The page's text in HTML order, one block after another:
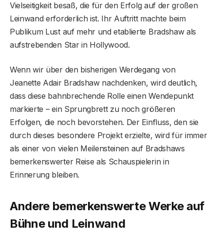
Vielseitigkeit besaß, die für den Erfolg auf der großen
Leinwand erforderlich ist. Ihr Auftritt machte beim
Publikum Lust auf mehr und etablierte Bradshaw als
aufstrebenden Star in Hollywood.
Wenn wir über den bisherigen Werdegang von
Jeanette Adair Bradshaw nachdenken, wird deutlich,
dass diese bahnbrechende Rolle einen Wendepunkt
markierte – ein Sprungbrett zu noch größeren
Erfolgen, die noch bevorstehen. Der Einfluss, den sie
durch dieses besondere Projekt erzielte, wird für immer
als einer von vielen Meilensteinen auf Bradshaws
bemerkenswerter Reise als Schauspielerin in
Erinnerung bleiben.
Andere bemerkenswerte Werke auf
Bühne und Leinwand